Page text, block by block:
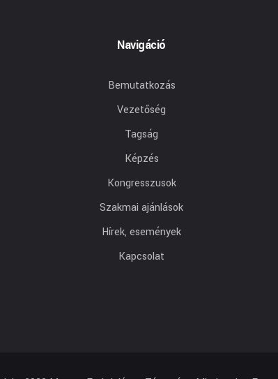
Navigáció
Bemutatkozás
Vezetőség
Tagság
Képzés
Kongresszusok
Szakmai ajánlások
Hírek, események
Kapcsolat